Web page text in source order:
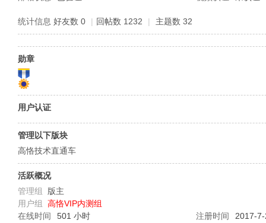
统计信息 好友数 0 | 回帖数 1232 | 主题数 32
勋章
用户认证
管理以下版块
高恪技术直通车
活跃概况
管理组 版主
用户组 高恪VIP内测组
在线时间
501 小时 注册时间
2017-